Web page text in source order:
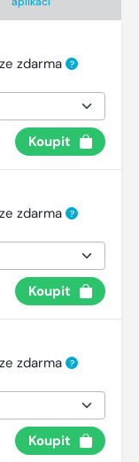
zdarma ?
Koupit
zdarma ?
Koupit
zdarma ?
Koupit